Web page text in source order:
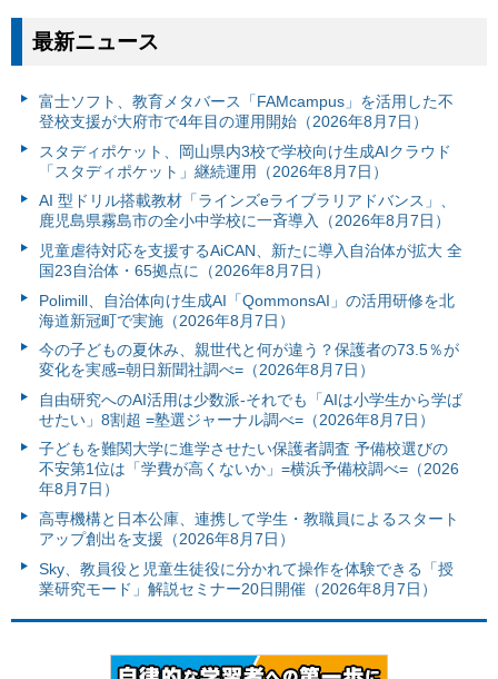
最新ニュース
富⼠ソフト、教育メタバース「FAMcampus」を活用した不
登校支援が大府市で4年目の運用開始（2026年8月7日）
スタディポケット、岡山県内3校で学校向け生成AIクラウド
「スタディポケット」継続運用（2026年8月7日）
AI 型ドリル搭載教材「ラインズeライブラリアドバンス」、
鹿児島県霧島市の全小中学校に一斉導入（2026年8月7日）
児童虐待対応を支援するAiCAN、新たに導入自治体が拡大 全
国23自治体・65拠点に（2026年8月7日）
Polimill、自治体向け生成AI「QommonsAI」の活用研修を北
海道新冠町で実施（2026年8月7日）
今の子どもの夏休み、親世代と何が違う？保護者の73.5％が
変化を実感=朝日新聞社調べ=（2026年8月7日）
自由研究へのAI活用は少数派-それでも「AIは小学生から学ば
せたい」8割超 =塾選ジャーナル調べ=（2026年8月7日）
子どもを難関大学に進学させたい保護者調査 予備校選びの
不安第1位は「学費が高くないか」=横浜予備校調べ=（2026
年8月7日）
高専機構と日本公庫、連携して学生・教職員によるスタート
アップ創出を支援（2026年8月7日）
Sky、教員役と児童生徒役に分かれて操作を体験できる「授
業研究モード」解説セミナー20日開催（2026年8月7日）